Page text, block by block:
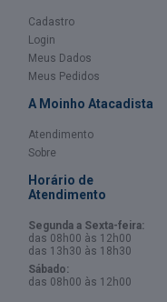
Cadastro
Login
Meus Dados
Meus Pedidos
A Moinho Atacadista
Atendimento
Sobre
Horário de
Atendimento
Segunda a Sexta-feira:
das 08h00 às 12h00
das 13h30 às 18h30
Sábado:
das 08h00 às 12h00